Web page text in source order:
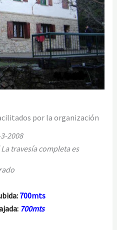
por la organización
3-2008
travesía completa es
700mts
700mts